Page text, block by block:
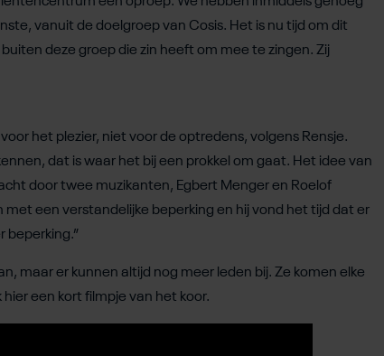
vanuit de doelgroep van Cosis. Het is nu tijd om dit
deze groep die zin heeft om mee te zingen. Zij
het plezier, niet voor de optredens, volgens Rensje.
dat is waar het bij een prokkel om gaat. Het idee van
door twee muzikanten, Egbert Menger en Roelof
met een verstandelijke beperking en hij vond het tijd dat er
beperking.”
maar er kunnen altijd nog meer leden bij. Ze komen elke
een kort filmpje van het koor.